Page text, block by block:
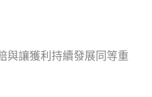
與讓獲利持續發展同等重